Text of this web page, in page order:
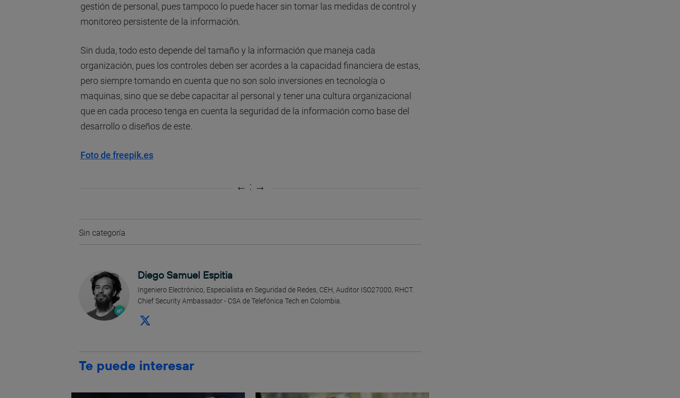
gestión de personal, pues tampoco lo puede hacer sin tomar las medidas de control y
monitoreo persistente de la información.
Sin duda, todo esto depende del tamaño y la información que maneja cada
organización, pues los controles deben ser acordes a la capacidad financiera de estas,
pero siempre tomando en cuenta que no son solo inversiones en tecnología o
maquinas, sino que se debe capacitar al personal y tener una cultura organizacional
que en cada proceso tenga en cuenta la seguridad de la información como base del
desarrollo o diseños de este.
Foto de freepik.es
Sin categoría
Diego Samuel Espitia
Ingeniero Electrónico, Especialista en Seguridad de Redes, CEH, Auditor ISO27000, RHCT.
Chief Security Ambassador - CSA de Telefónica Tech en Colombia.
Te puede interesar